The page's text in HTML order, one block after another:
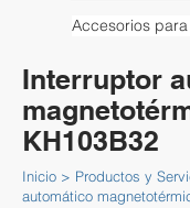
Accesorios
Interruptor
KH103B32
Inicio > Productos y
automático